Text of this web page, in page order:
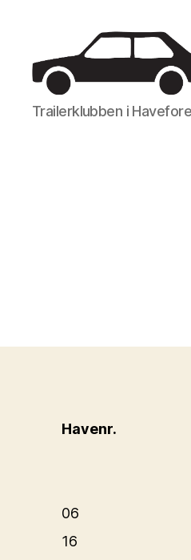
Trailerklubben
Trailerklubben i
Havenr.
06
16